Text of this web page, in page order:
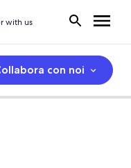
with us
con noi